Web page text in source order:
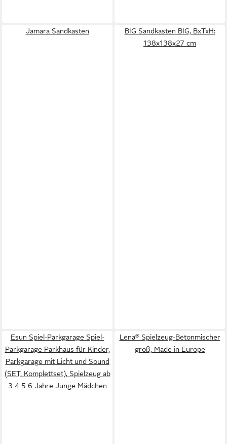
Jamara Sandkasten
BIG Sandkasten BIG, BxTxH:
138x138x27 cm
Esun Spiel-Parkgarage Spiel-
Parkgarage Parkhaus für Kinder,
Parkgarage mit Licht und Sound
(SET, Komplettset), Spielzeug ab
3 4 5 6 Jahre Junge Mädchen
Lena® Spielzeug-Betonmischer
groß, Made in Europe